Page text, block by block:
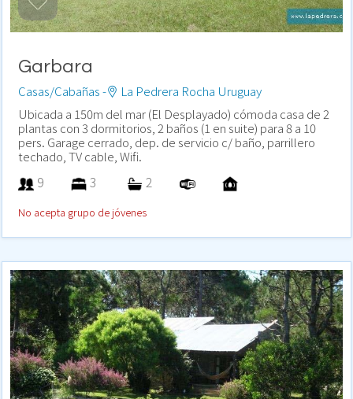
Garbara
Casas/Cabañas -
La Pedrera Rocha Uruguay
Ubicada a 150m del mar (El Desplayado) cómoda casa de 2
plantas con 3 dormitorios, 2 baños (1 en suite) para 8 a 10
pers. Garage cerrado, dep. de servicio c/ baño, parrillero
techado, TV cable, Wifi.
9 3 2
No acepta grupo de jóvenes